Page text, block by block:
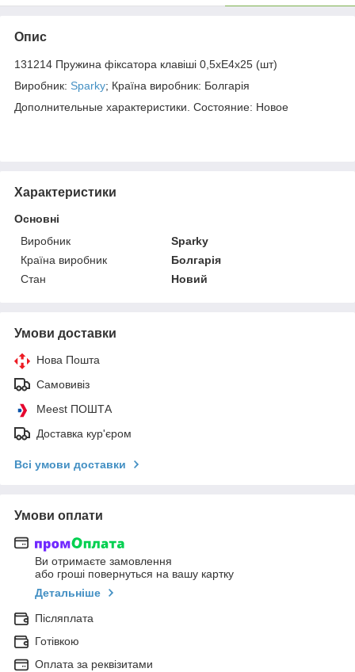
Опис
131214 Пружина фіксатора клавіші 0,5хЕ4х25 (шт)
Виробник: Sparky; Країна виробник: Болгарія
Дополнительные характеристики. Состояние: Новое
Характеристики
Основні
Виробник
Sparky
Країна виробник
Болгарія
Стан
Новий
Умови доставки
Нова Пошта
Самовивіз
Meest ПОШТА
Доставка кур'єром
Всі умови доставки
Умови оплати
Ви отримаєте замовлення
або гроші повернуться на вашу картку
Детальніше
Післяплата
Готівкою
Оплата за реквізитами